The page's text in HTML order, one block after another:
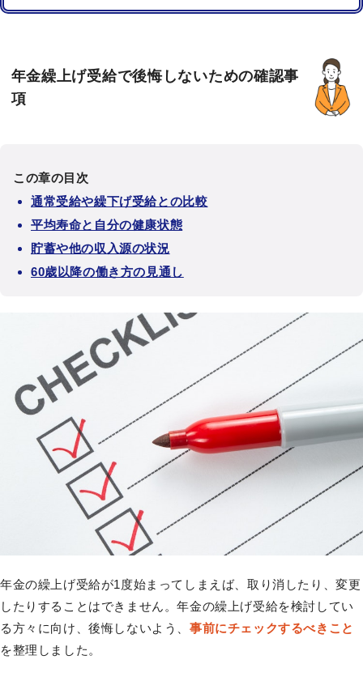
年金繰上げ受給で後悔しないための確認事
項
この章の目次
通常受給や繰下げ受給との比較
平均寿命と自分の健康状態
貯蓄や他の収入源の状況
60歳以降の働き方の見通し
年金の繰上げ受給が1度始まってしまえば、取り消したり、変更
したりすることはできません。年金の繰上げ受給を検討してい
る方々に向け、後悔しないよう、 事前にチェックするべきこと
を整理しました。